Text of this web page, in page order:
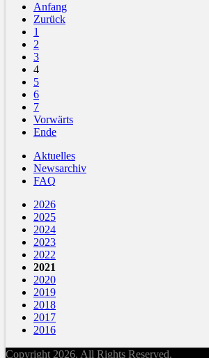
Anfang
Zurück
1
2
3
4
5
6
7
Vorwärts
Ende
Aktuelles
Newsarchiv
FAQ
2026
2025
2024
2023
2022
2021
2020
2019
2018
2017
2016
Copyright 2026. All Rights Reserved.